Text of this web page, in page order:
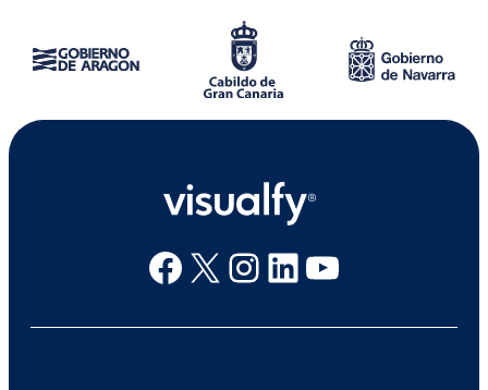
Facebook
X Instagram
Linkedin
Youtube